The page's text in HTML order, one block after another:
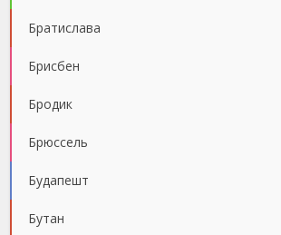
Братислава
Брисбен
Бродик
Брюссель
Будапешт
Бутан